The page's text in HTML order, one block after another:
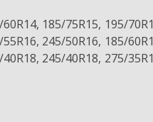
185/75R15, 195/
245/50R16, 185/
245/40R18, 275/